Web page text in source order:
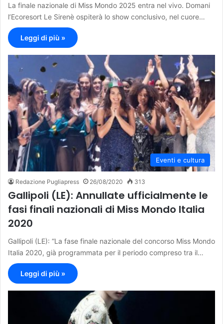
La finale nazionale di Miss Mondo 2025 entra nel vivo. Domani
l’Ecoresort Le Sirenè ospiterà lo show conclusivo, nel cuore…
Leggi di più »
Eventi e cultura
Redazione Pugliapress 26/08/2020 313
Gallipoli (LE): Annullate ufficialmente le
fasi finali nazionali di Miss Mondo Italia
2020
Gallipoli (LE): “La fase finale nazionale del concorso Miss Mondo
Italia 2020, già programmata per il periodo compreso tra il…
Leggi di più »